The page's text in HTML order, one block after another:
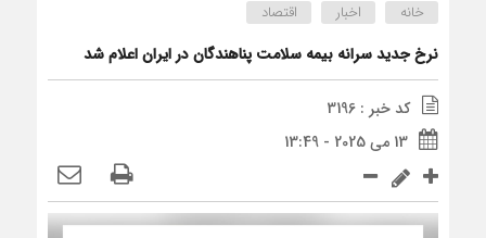
رضا صادقی: بدرقه میهمان با توهین،
خانه اخبار اقتصاد
نرخ جدید سرانه بیمه سلامت پناهندگان در ایران اعلام شد
کد خبر : 3196
13 می 2025 - 13:49